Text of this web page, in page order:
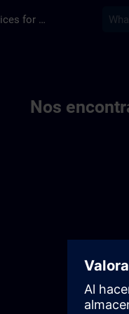
Training Services for Digital Industries
Nos